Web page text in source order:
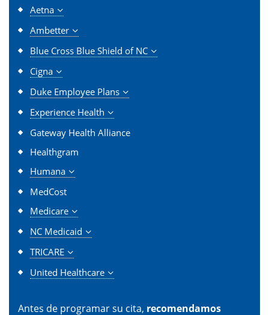
Aetna
Ambetter
Blue Cross Blue Shield of NC
Cigna
Duke Employee Plans
Experience Health
Gateway Health Alliance
Healthgram
Humana
MedCost
Medicare
NC Medicaid
TRICARE
United Healthcare
Antes de programar su cita, recomendamos